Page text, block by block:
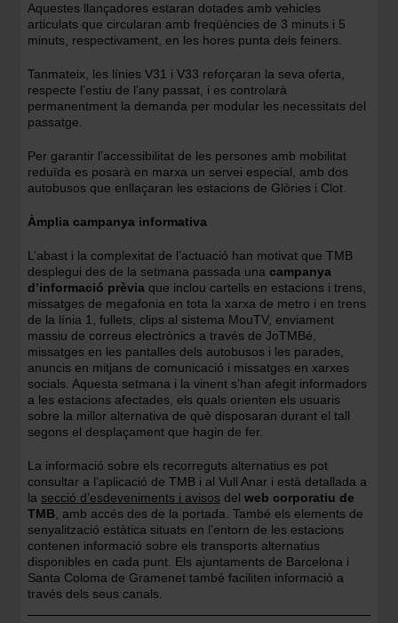
Aquestes llançadores estaran dotades amb vehicles
articulats que circularan amb freqüències de 3 minuts i 5
minuts, respectivament, en les hores punta dels feiners.
Tanmateix, les línies V31 i V33 reforçaran la seva oferta,
respecte l’estiu de l’any passat, i es controlarà
permanentment la demanda per modular les necessitats del
passatge.
Per garantir l’accessibilitat de les persones amb mobilitat
reduïda es posarà en marxa un servei especial, amb dos
autobusos que enllaçaran les estacions de Glòries i Clot.
Àmplia campanya informativa
L’abast i la complexitat de l’actuació han motivat que TMB
desplegui des de la setmana passada una campanya
d’informació prèvia que inclou cartells en estacions i trens,
missatges de megafonia en tota la xarxa de metro i en trens
de la línia 1, fullets, clips al sistema MouTV, enviament
massiu de correus electrònics a través de JoTMBé,
missatges en les pantalles dels autobusos i les parades,
anuncis en mitjans de comunicació i missatges en xarxes
socials. Aquesta setmana i la vinent s’han afegit informadors
a les estacions afectades, els quals orienten els usuaris
sobre la millor alternativa de què disposaran durant el tall
segons el desplaçament que hagin de fer.
La informació sobre els recorreguts alternatius es pot
consultar a l’aplicació de TMB i al Vull Anar i està detallada a
la secció d’esdeveniments i avisos del web corporatiu de
TMB, amb accés des de la portada. També els elements de
senyalització estàtica situats en l’entorn de les estacions
contenen informació sobre els transports alternatius
disponibles en cada punt. Els ajuntaments de Barcelona i
Santa Coloma de Gramenet també faciliten informació a
través dels seus canals.